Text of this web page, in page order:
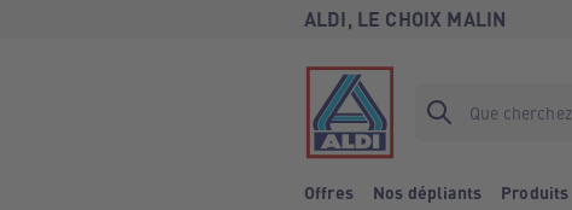
ALDI, LE CHOIX MALIN
Offres Nos dépliants Produits